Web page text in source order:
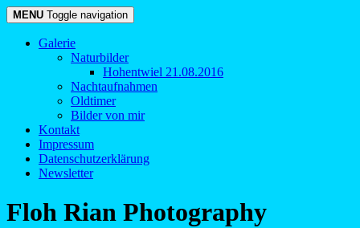
MENU Toggle navigation
Galerie
Naturbilder
Hohentwiel 21.08.2016
Nachtaufnahmen
Oldtimer
Bilder von mir
Kontakt
Impressum
Datenschutzerklärung
Newsletter
Floh Rian Photography